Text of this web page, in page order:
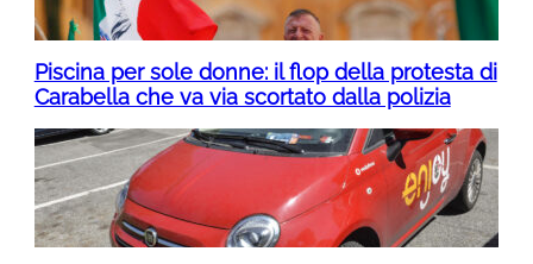
Piscina per sole donne: il flop della protesta di
Carabella che va via scortato dalla polizia